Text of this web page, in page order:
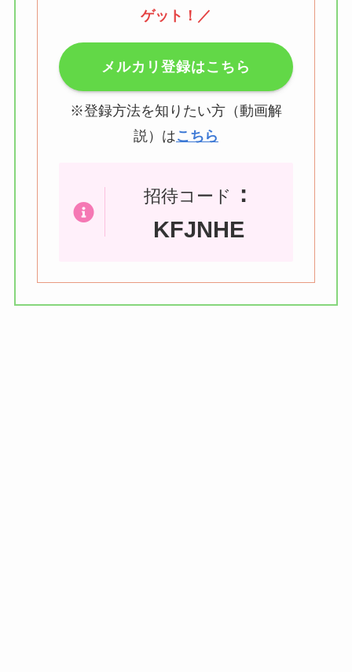
ゲット！／
メルカリ登録はこちら
※登録方法を知りたい方（動画解
説）はこちら
招待コード
：
KFJNHE